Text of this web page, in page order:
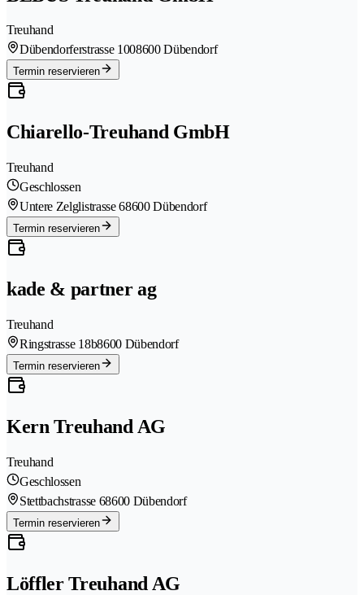
Treuhand
Dübendorferstrasse 1008600 Dübendorf
Termin reservieren
Chiarello-Treuhand GmbH
Treuhand
Geschlossen
Untere Zelglistrasse 68600 Dübendorf
Termin reservieren
kade & partner ag
Treuhand
Ringstrasse 18b8600 Dübendorf
Termin reservieren
Kern Treuhand AG
Treuhand
Geschlossen
Stettbachstrasse 68600 Dübendorf
Termin reservieren
Löffler Treuhand AG